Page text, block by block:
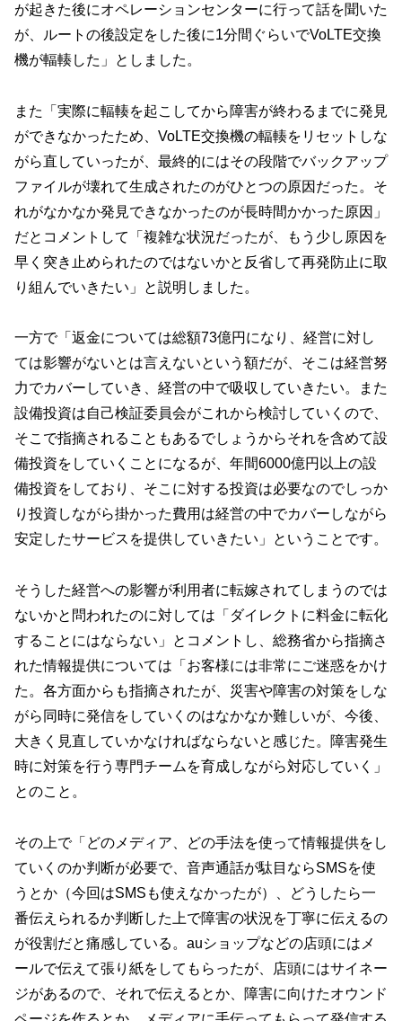
が起きた後にオペレーションセンターに行って話を聞いた
が、ルートの後設定をした後に1分間ぐらいでVoLTE交換
機が輻輳した」としました。
また「実際に輻輳を起こしてから障害が終わるまでに発見
ができなかったため、VoLTE交換機の輻輳をリセットしな
がら直していったが、最終的にはその段階でバックアップ
ファイルが壊れて生成されたのがひとつの原因だった。そ
れがなかなか発見できなかったのが長時間かかった原因」
だとコメントして「複雑な状況だったが、もう少し原因を
早く突き止められたのではないかと反省して再発防止に取
り組んでいきたい」と説明しました。
一方で「返金については総額73億円になり、経営に対し
ては影響がないとは言えないという額だが、そこは経営努
力でカバーしていき、経営の中で吸収していきたい。また
設備投資は自己検証委員会がこれから検討していくので、
そこで指摘されることもあるでしょうからそれを含めて設
備投資をしていくことになるが、年間6000億円以上の設
備投資をしており、そこに対する投資は必要なのでしっか
り投資しながら掛かった費用は経営の中でカバーしながら
安定したサービスを提供していきたい」ということです。
そうした経営への影響が利用者に転嫁されてしまうのでは
ないかと問われたのに対しては「ダイレクトに料金に転化
することにはならない」とコメントし、総務省から指摘さ
れた情報提供については「お客様には非常にご迷惑をかけ
た。各方面からも指摘されたが、災害や障害の対策をしな
がら同時に発信をしていくのはなかなか難しいが、今後、
大きく見直していかなければならないと感じた。障害発生
時に対策を行う専門チームを育成しながら対応していく」
とのこと。
その上で「どのメディア、どの手法を使って情報提供をし
ていくのか判断が必要で、音声通話が駄目ならSMSを使
うとか（今回はSMSも使えなかったが）、どうしたら一
番伝えられるか判断した上で障害の状況を丁寧に伝えるの
が役割だと痛感している。auショップなどの店頭にはメ
ールで伝えて張り紙をしてもらったが、店頭にはサイネー
ジがあるので、それで伝えるとか、障害に向けたオウンド